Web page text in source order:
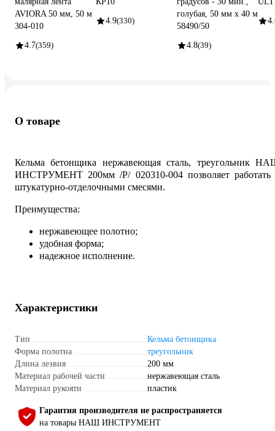
AVIORA 50 мм, 50 м
304-010
4.7(359)
4.9(330)
голубая, 50 мм х 40 м
58490/50
4.8(39)
О товаре
Кельма бетонщика нержавеющая сталь, треугольник
ИНСТРУМЕНТ 200мм /Р/ 020310-004 позволяет работать
штукатурно-отделочными смесями.
Преимущества:
нержавеющее полотно;
удобная форма;
надежное исполнение.
Характеристики
Тип
Кельма бетонщика
Форма полотна
треугольник
Длина лезвия
200 мм
Материал рабочей части
нержавеющая сталь
Материал рукояти
пластик
Гарантия производителя не распространяется
на товары НАШ ИНСТРУМЕНТ